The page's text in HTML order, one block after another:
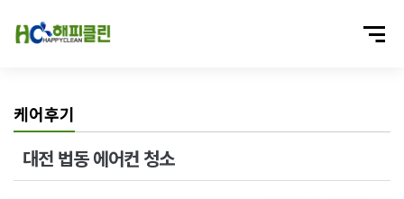
케어후기
대전 법동 에어컨 청소